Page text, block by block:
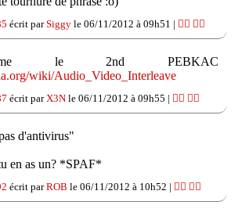
écrit parSiggy le 06/11/2012 à 09h51 | 👍🏽 👎🏽
le 2nd PEBKAC
wiki/Audio_Video_Interleave
écrit parX3N le 06/11/2012 à 09h55 | 👍🏽 👎🏽
d'antivirus"
en as un? *SPAF*
écrit parROB le 06/11/2012 à 10h52 | 👍🏽 👎🏽